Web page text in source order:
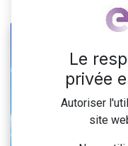
par
Le
privée
Autoriser
site